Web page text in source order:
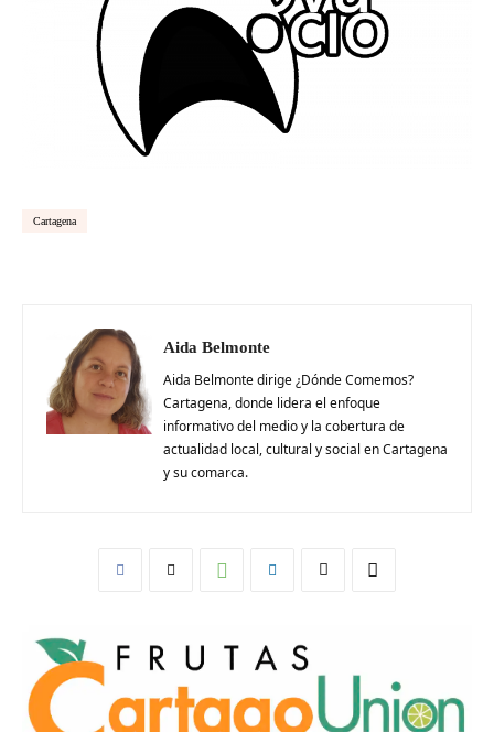
Cartagena
Aida Belmonte
Aida Belmonte dirige ¿Dónde Comemos?
Cartagena, donde lidera el enfoque
informativo del medio y la cobertura de
actualidad local, cultural y social en Cartagena
y su comarca.